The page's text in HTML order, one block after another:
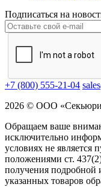
Подписаться на
+7 (800) 555-21-04
2026 © ООО
Обращаем ваше
исключительно
условиях не является
положениями ст.
получения подробной
указанных товаров